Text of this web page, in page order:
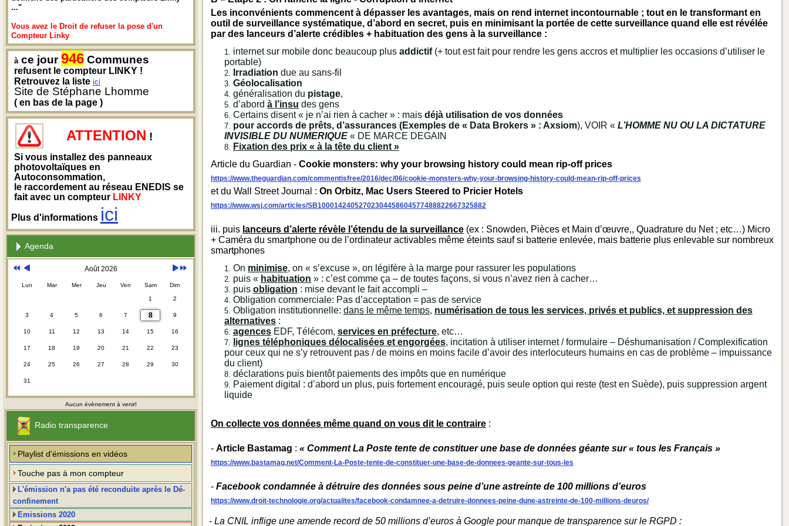
..."
Vous avez le Droit de refuser la pose d'un
Compteur Linky
à ce jour946 Communes
refusent le compteur LINKY !
Retrouvez la liste ici
Site de Stéphane Lhomme
( en bas de la page )
ATTENTION !
Si vous installez des panneaux
photovoltaïques en
Autoconsommation,
le raccordement au réseau ENEDIS se
fait avec un compteur LINKY
Plus d'informations ici
Agenda
Août 2026
Lun Mar Mer Jeu Ven Sam Dim
1 2
3 4 5 6 7 8 9
10 11 12 13 14 15 16
17 18 19 20 21 22 23
24 25 26 27 28 29 30
31
Aucun évènement à venir!
Radio transparence
Playlist d'émissions en vidéos
Touche pas à mon compteur
L'émission n'a pas été reconduite après le Dé-
confinement
Emissions 2020
Les inconvénients commencent à dépasser les avantages, mais on rend internet incontournable ; tout en le transformant en
outil de surveillance systématique, d’abord en secret, puis en minimisant la portée de cette surveillance quand elle est révélée
par des lanceurs d’alerte crédibles + habituation des gens à la surveillance :
internet sur mobile donc beaucoup plus addictif(+ tout est fait pour rendre les gens accros et multiplier les occasions d’utiliser le
portable)
Irradiation due au sans-fil
Géolocalisation
généralisation du pistage,
d’abord à l’insu des gens
Certains disent « je n’ai rien à cacher » : mais déjà utilisation de vos données
pour accords de prêts, d’assurances (Exemples de « Data Brokers » : Axsiom), VOIR « L’HOMME NU OU LA DICTATURE
INVISIBLE DU NUMERIQUE « DE MARCE DEGAIN
Fixation des prix « à la tête du client »
Article du Guardian - Cookie monsters: why your browsing history could mean rip-off prices
https://www.theguardian.com/commentisfree/2016/dec/06/cookie-monsters-why-your-browsing-history-could-mean-rip-off-prices
et du Wall Street Journal : On Orbitz, Mac Users Steered to Pricier Hotels
https://www.wsj.com/articles/SB10001424052702304458604577488822667325882
iii. puis lanceurs d’alerte révèle l’étendu de la surveillance (ex : Snowden, Pièces et Main d’œuvre,, Quadrature du Net ; etc…) Micro
+ Caméra du smartphone ou de l’ordinateur activables même éteints sauf si batterie enlevée, mais batterie plus enlevable sur nombreux
smartphones
On minimise, on « s’excuse », on légifère à la marge pour rassurer les populations
puis « habituation » : c’est comme ça – de toutes façons, si vous n’avez rien à cacher…
puis obligation : mise devant le fait accompli –
Obligation commerciale: Pas d’acceptation = pas de service
Obligation institutionnelle: dans le même temps, numérisation de tous les services, privés et publics, et suppression des
alternatives :
agences EDF, Télécom, services en préfecture, etc…
lignes téléphoniques délocalisées et engorgées, incitation à utiliser internet / formulaire – Déshumanisation / Complexification
pour ceux qui ne s’y retrouvent pas / de moins en moins facile d’avoir des interlocuteurs humains en cas de problème – impuissance
du client)
déclarations puis bientôt paiements des impôts que en numérique
Paiement digital : d’abord un plus, puis fortement encouragé, puis seule option qui reste (test en Suède), puis suppression argent
liquide
On collecte vos données même quand on vous dit le contraire :
- Article Bastamag : « Comment La Poste tente de constituer une base de données géante sur « tous les Français »
https://www.bastamag.net/Comment-La-Poste-tente-de-constituer-une-base-de-donnees-geante-sur-tous-les
- Facebook condamnée à détruire des données sous peine d’une astreinte de 100 millions d’euros
https://www.droit-technologie.org/actualites/facebook-condamnee-a-detruire-donnees-peine-dune-astreinte-de-100-millions-deuros/
- La CNIL inflige une amende record de 50 millions d’euros à Google pour manque de transparence sur le RGPD :